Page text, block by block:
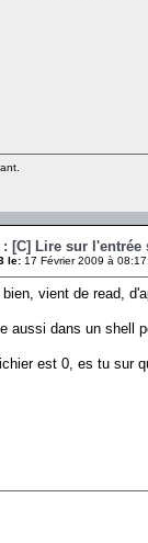
: [C] Lire sur l'entrée
le: 17 Février 2009 à
bien, vient de read,
aussi dans un shell
est 0, es tu sur